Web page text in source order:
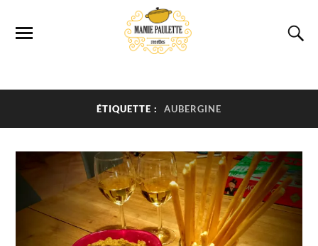
ÉTIQUETTE : AUBERGINE